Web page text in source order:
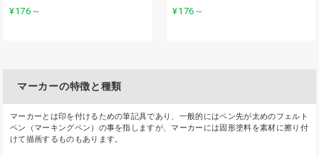
¥176 ～ ¥176 ～
マーカーの特徴と種類
マーカーとは印を付けるための筆記具であり、一般的にはペン先が太めのフェルト
ペン（マーキングペン）の事を指しますが、マーカーには固形塗料を素材に擦り付
けて描画するものもあります。